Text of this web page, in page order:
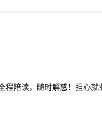
陪读，随时解惑！担心就